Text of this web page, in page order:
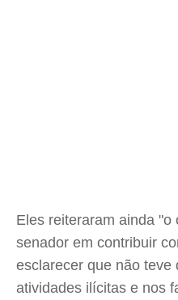
Eles reiteraram ainda "o
senador em contribuir
esclarecer que não teve
atividades ilícitas e nos